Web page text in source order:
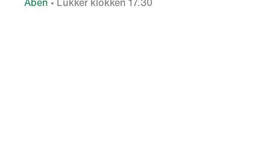
Åben • Lukker klokken 17.30